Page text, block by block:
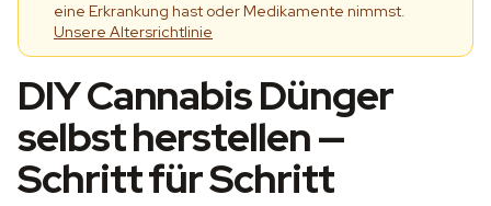
eine Erkrankung hast oder Medikamente nimmst.
Unsere Altersrichtlinie
DIY Cannabis Dünger
selbst herstellen —
Schritt für Schritt